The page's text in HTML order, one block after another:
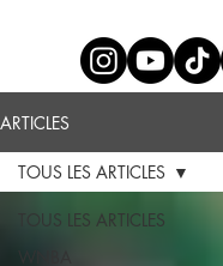
ARTICLES
TOUS LES ARTICLES
TOUS LES ARTICLES